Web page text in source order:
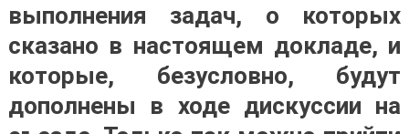
выполнения задач, о которых
сказано в настоящем докладе, и
которые, безусловно, будут
дополнены в ходе дискуссии на